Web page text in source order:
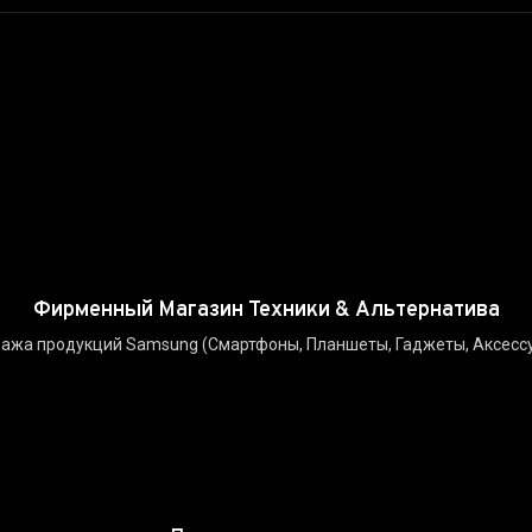
Фирменный Магазин Техники & Альтернатива
продукций Samsung (Смартфоны, Планшеты, Гаджеты,